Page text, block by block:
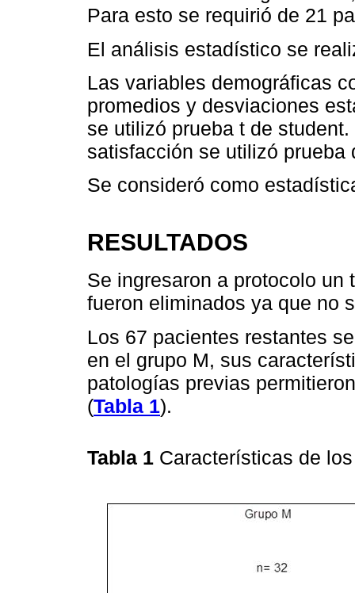
Para esto se requirió de 21
El análisis estadístico se
Las variables demográficas
promedios y desviaciones
se utilizó prueba t de
satisfacción se utilizó prueba
Se consideró como
RESULTADOS
Se ingresaron a protocolo
fueron eliminados ya que no
Los 67 pacientes restantes
en el grupo M, sus
patologías previas
(Tabla 1).
Tabla 1 Características de